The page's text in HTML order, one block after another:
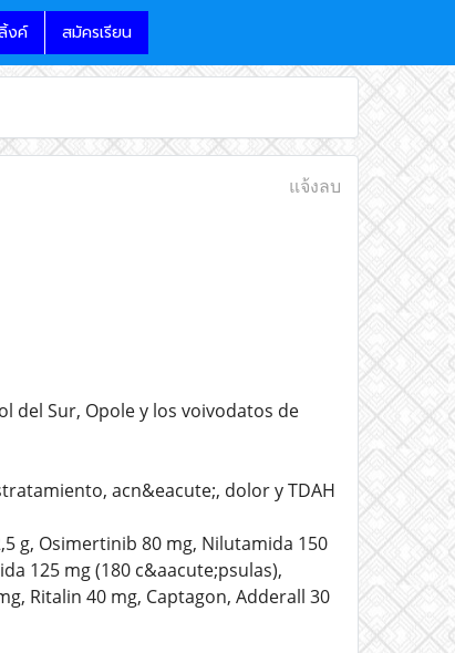
งค์ สมัครเรียน
แจ้งลบ
del Sur, Opole y los voivodatos de
acn&eacute;, dolor y TDAH
g, Osimertinib 80 mg, Nilutamida 150
125 mg (180 c&aacute;psulas),
Ritalin 40 mg, Captagon, Adderall 30